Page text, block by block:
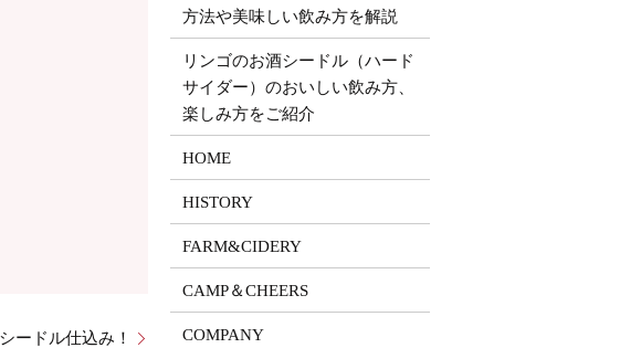
ードル仕込み！
方法や美味しい飲み方を解説
リンゴのお酒シードル（ハード
サイダー）のおいしい飲み方、
楽しみ方をご紹介
HOME
HISTORY
FARM&CIDERY
CAMP＆CHEERS
COMPANY